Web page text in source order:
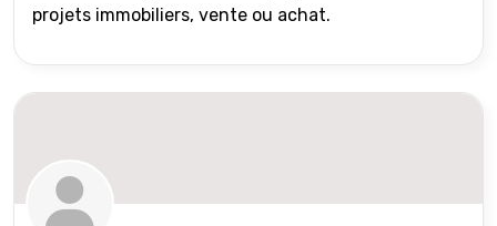
projets immobiliers, vente ou achat.